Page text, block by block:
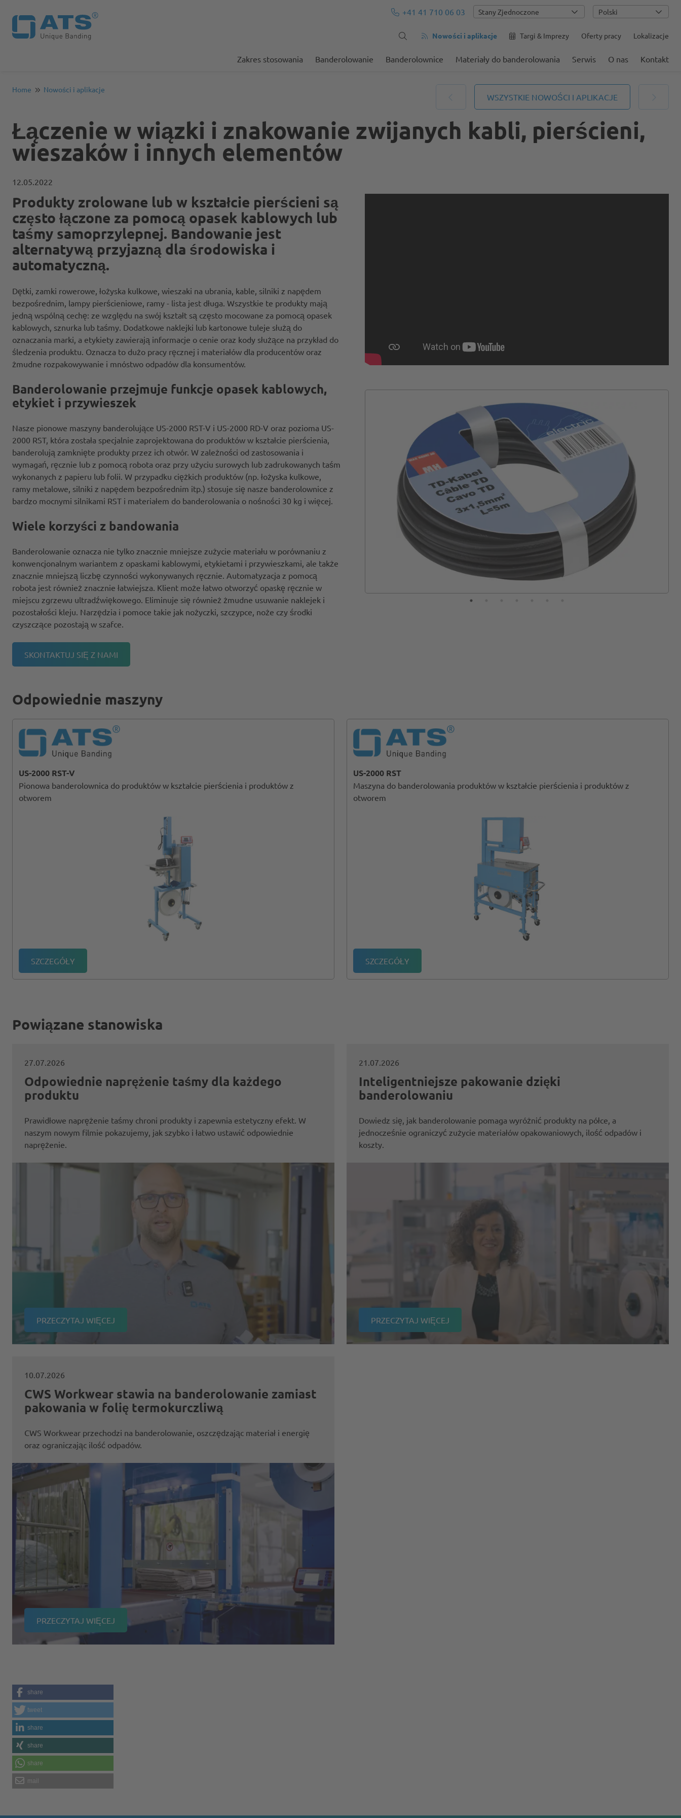
+41 41 710 06 03 Polski
Nowości i aplikacje Targi & Imprezy Oferty pracy Lokalizacje
Zakres stosowania Banderolowanie Banderolownice Materiały do banderolowania Serwis O nas Kontakt
Home Nowości i aplikacje
WSZYSTKIE NOWOŚCI I APLIKACJE
Łączenie w wiązki i znakowanie zwijanych kabli, pierścieni,
wieszaków i innych elementów
12.05.2022
Produkty zrolowane lub w kształcie pierścieni są
często łączone za pomocą opasek kablowych lub
taśmy samoprzylepnej. Bandowanie jest
alternatywą przyjazną dla środowiska i
automatyczną.
Dętki, zamki rowerowe, łożyska kulkowe, wieszaki na ubrania, kable, silniki z napędem
bezpośrednim, lampy pierścieniowe, ramy - lista jest długa. Wszystkie te produkty mają
jedną wspólną cechę: ze względu na swój kształt są często mocowane za pomocą opasek
kablowych, sznurka lub taśmy. Dodatkowe naklejki lub kartonowe tuleje służą do
oznaczania marki, a etykiety zawierają informacje o cenie oraz kody służące na przykład do
śledzenia produktu. Oznacza to dużo pracy ręcznej i materiałów dla producentów oraz
żmudne rozpakowywanie i mnóstwo odpadów dla konsumentów.
Banderolowanie przejmuje funkcje opasek kablowych,
etykiet i przywieszek
Nasze pionowe maszyny banderolujące US-2000 RST-V i US-2000 RD-V oraz pozioma US-
2000 RST, która została specjalnie zaprojektowana do produktów w kształcie pierścienia,
banderolują zamknięte produkty przez ich otwór. W zależności od zastosowania i
wymagań, ręcznie lub z pomocą robota oraz przy użyciu surowych lub zadrukowanych taśm
wykonanych z papieru lub folii. W przypadku ciężkich produktów (np. łożyska kulkowe,
ramy metalowe, silniki z napędem bezpośrednim itp.) stosuje się nasze banderolownice z
bardzo mocnymi silnikami RST i materiałem do banderolowania o nośności 30 kg i więcej.
Wiele korzyści z bandowania
Banderolowanie oznacza nie tylko znacznie mniejsze zużycie materiału w porównaniu z
konwencjonalnym wariantem z opaskami kablowymi, etykietami i przywieszkami, ale także
znacznie mniejszą liczbę czynności wykonywanych ręcznie. Automatyzacja z pomocą
robota jest również znacznie łatwiejsza. Klient może łatwo otworzyć opaskę ręcznie w
miejscu zgrzewu ultradźwiękowego. Eliminuje się również żmudne usuwanie naklejek i
pozostałości kleju. Narzędzia i pomoce takie jak nożyczki, szczypce, noże czy środki
czyszczące pozostają w szafce.
SKONTAKTUJ SIĘ Z NAMI
Odpowiednie maszyny
US-2000 RST-V
Pionowa banderolownica do produktów w kształcie pierścienia i produktów z
otworem
SZCZEGÓŁY
US-2000 RST
Maszyna do banderolowania produktów w kształcie pierścienia i produktów z
otworem
SZCZEGÓŁY
Powiązane stanowiska
27.07.2026
Odpowiednie naprężenie taśmy dla każdego
produktu
Prawidłowe naprężenie taśmy chroni produkty i zapewnia estetyczny efekt. W
naszym nowym filmie pokazujemy, jak szybko i łatwo ustawić odpowiednie
naprężenie.
PRZECZYTAJ WIĘCEJ
21.07.2026
Inteligentniejsze pakowanie dzięki
banderolowaniu
Dowiedz się, jak banderolowanie pomaga wyróżnić produkty na półce, a
jednocześnie ograniczyć zużycie materiałów opakowaniowych, ilość odpadów i
koszty.
PRZECZYTAJ WIĘCEJ
10.07.2026
CWS Workwear stawia na banderolowanie zamiast
pakowania w folię termokurczliwą
CWS Workwear przechodzi na banderolowanie, oszczędzając materiał i energię
oraz ograniczając ilość odpadów.
PRZECZYTAJ WIĘCEJ
share
tweet
share
share
share
mail